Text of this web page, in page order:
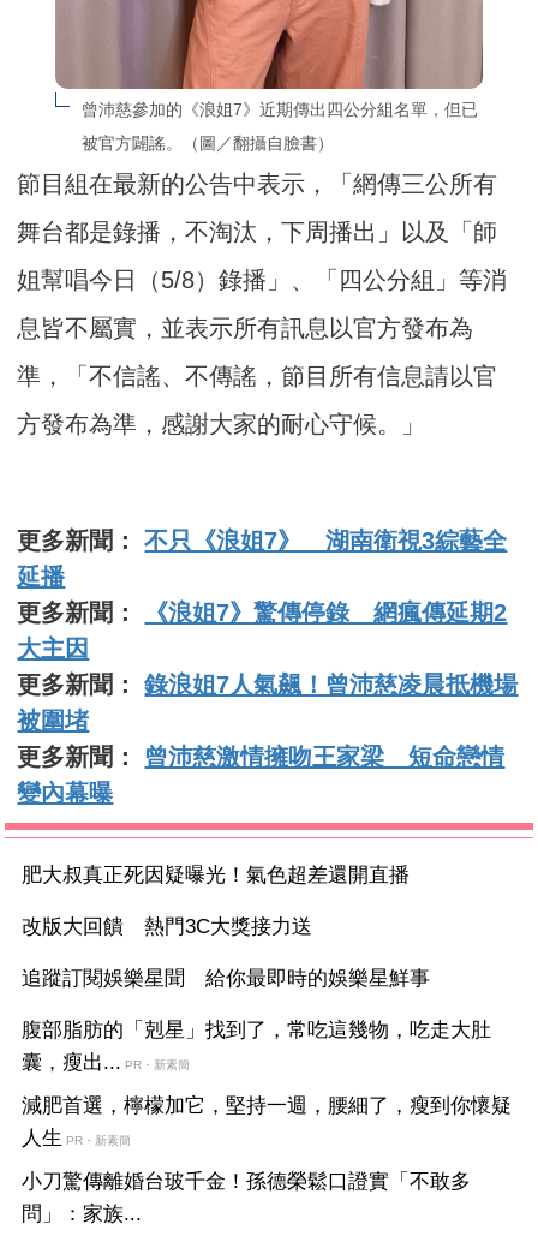
曾沛慈參加的《浪姐7》近期傳出四公分組名單，但已
被官方闢謠。（圖／翻攝自臉書）
節目組在最新的公告中表示，「網傳三公所有
舞台都是錄播，不淘汰，下周播出」以及「師
姐幫唱今日（5/8）錄播」、「四公分組」等消
息皆不屬實，並表示所有訊息以官方發布為
準，「不信謠、不傳謠，節目所有信息請以官
方發布為準，感謝大家的耐心守候。」
更多新聞：不只《浪姐7》 湖南衛視3綜藝全
延播
更多新聞：
《浪姐7》驚傳停錄 網瘋傳延期2
大主因
更多新聞：錄浪姐7人氣飆！曾沛慈凌晨抵機場
被圍堵
更多新聞： 曾沛慈激情擁吻王家梁 短命戀情
變內幕曝
肥大叔真正死因疑曝光！氣色超差還開直播
改版大回饋 熱門3C大獎接力送
追蹤訂閱娛樂星聞 給你最即時的娛樂星鮮事
腹部脂肪的「剋星」找到了，常吃這幾物，吃走大肚
囊，瘦出... PR・新素簡
減肥首選，檸檬加它，堅持一週，腰細了，瘦到你懷疑
人生 PR・新素簡
小刀驚傳離婚台玻千金！孫德榮鬆口證實「不敢多
問」：家族...